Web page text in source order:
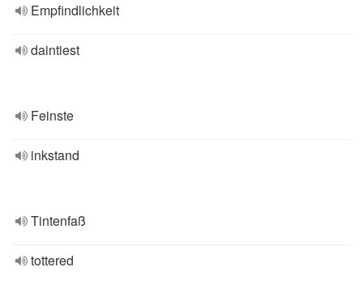
Empfindlichkeit
daintiest
Feinste
inkstand
Tintenfaß
tottered